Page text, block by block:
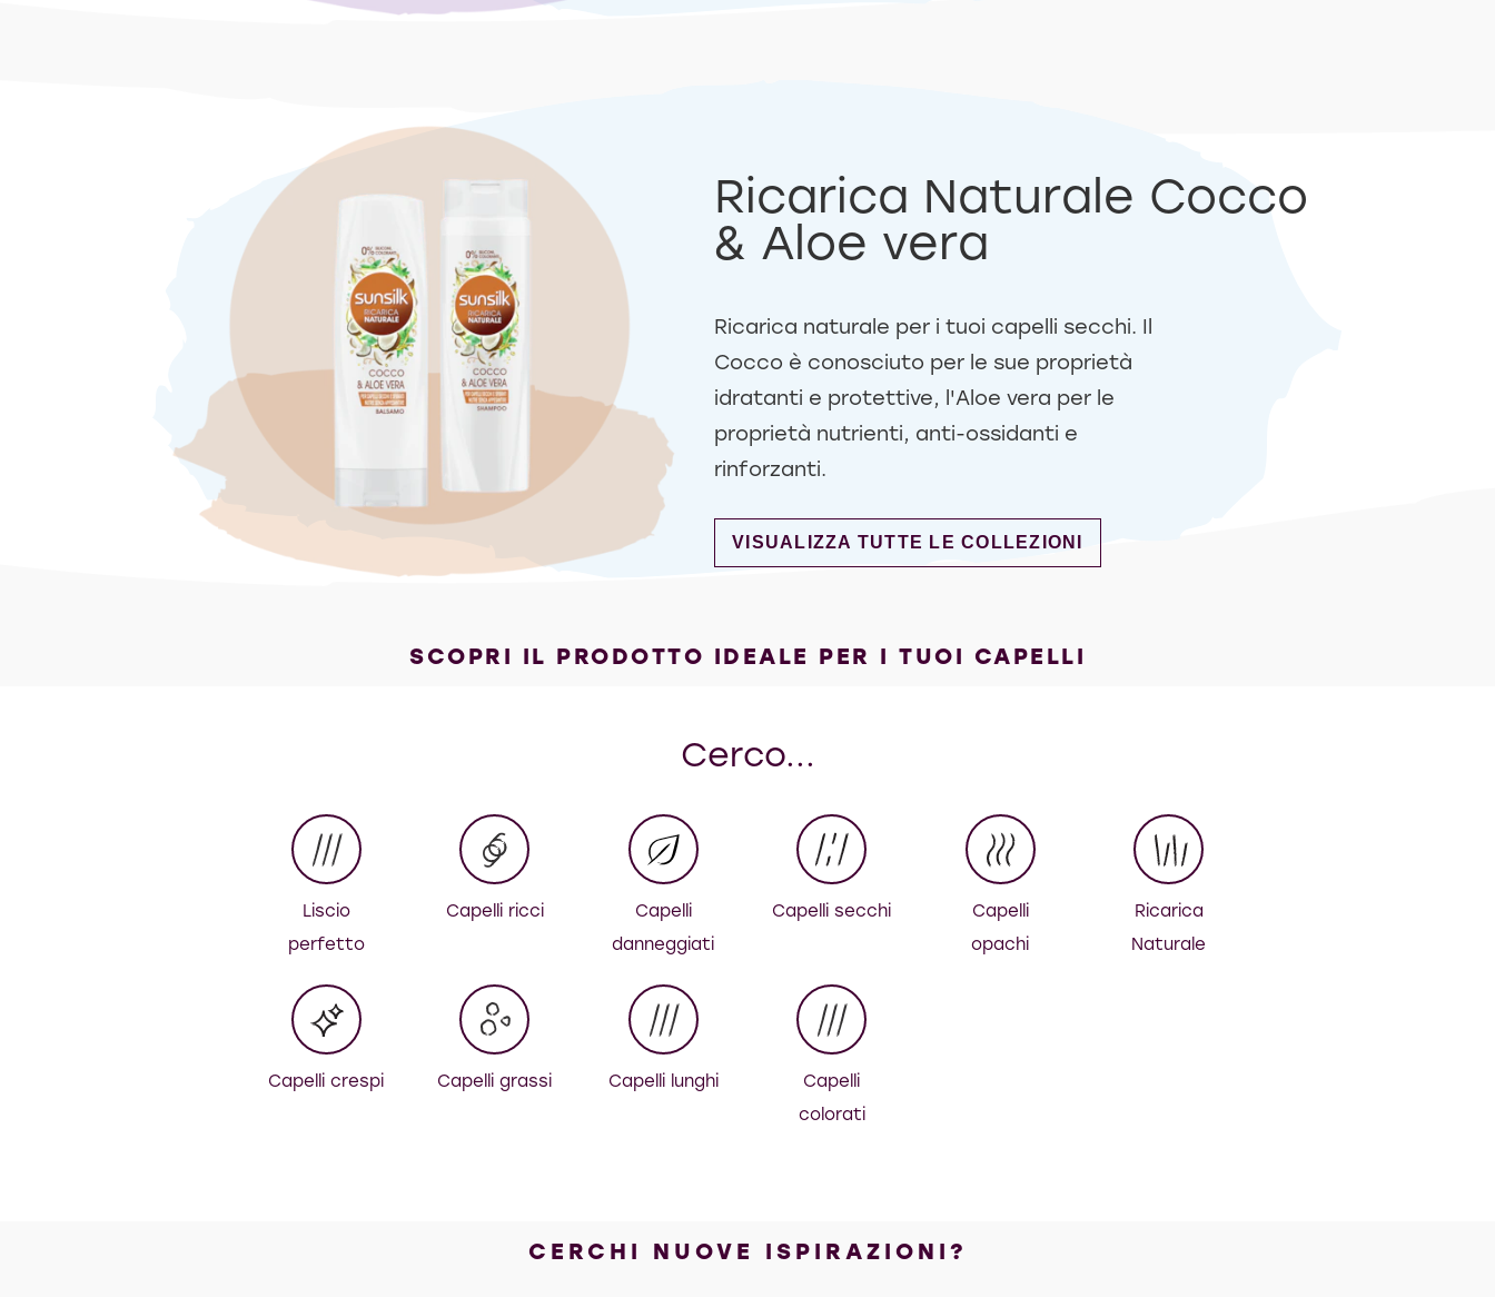
Ricarica Naturale Cocco
& Aloe vera
Ricarica naturale per i tuoi capelli secchi. Il
Cocco è conosciuto per le sue proprietà
idratanti e protettive, l'Aloe vera per le
proprietà nutrienti, anti-ossidanti e
rinforzanti.
DISCOVER MORE ABOUT RICARICA NATURALE COCCO & ALOE VERA
VISUALIZZA TUTTE LE COLLEZIONI
SCOPRI IL PRODOTTO IDEALE PER I TUOI CAPELLI
Cerco...
Liscio
perfetto
Capelli ricci
Capelli
danneggiati
Capelli secchi
Capelli
opachi
Ricarica
Naturale
Capelli crespi Capelli grassi Capelli lunghi
Capelli
colorati
CERCHI NUOVE ISPIRAZIONI?